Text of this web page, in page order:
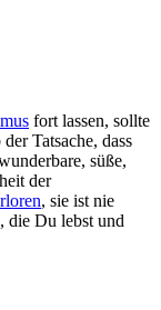
fort lassen, sollte
Tatsache, dass
süße,
der
, sie ist nie
die Du lebst und